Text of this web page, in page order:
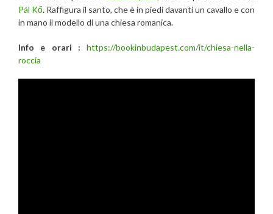
Pál Kő. Raffigura il santo, che è in piedi davanti un cavallo e con
in mano il modello di una chiesa romanica.
Info e orari : https://bookinbudapest.com/it/chiesa-nella-
roccia